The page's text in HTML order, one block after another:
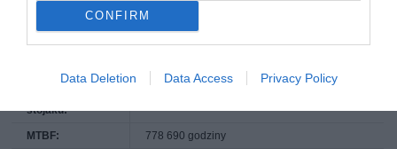
CONFIRM
Data Deletion Data Access Privacy Policy
Zużycie energii w
aktywności:
44.3 wat
Zestaw do
stojaku:
Dołączony
MTBF: 778 690 godziny